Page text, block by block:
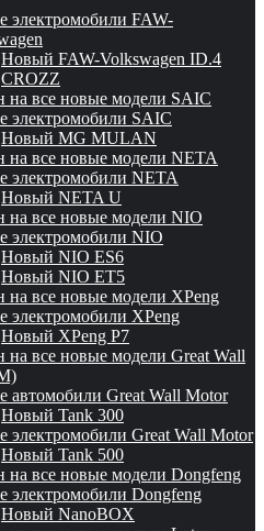
электромобили FAW-
Новый FAW-Volkswagen ID.4
CROZZ
на все новые модели SAIC
электромобили SAIC
Новый MG MULAN
на все новые модели NETA
электромобили NETA
Новый NETA U
на все новые модели NIO
электромобили NIO
Новый NIO ES6
Новый NIO ET5
на все новые модели XPeng
электромобили XPeng
Новый XPeng P7
на все новые модели Great Wall
автомобили Great Wall Motor
Новый Tank 300
электромобили Great Wall Motor
Новый Tank 500
на все новые модели Dongfeng
электромобили Dongfeng
Новый NanoBOX